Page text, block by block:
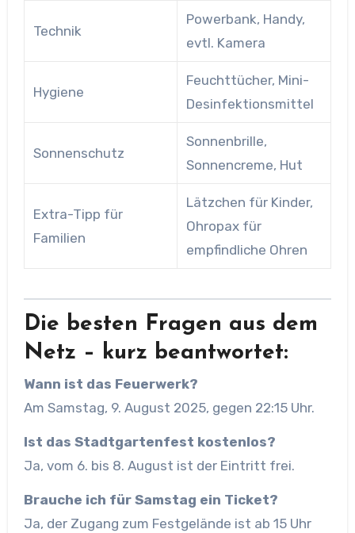
Technik
Powerbank, Handy,
evtl. Kamera
Hygiene
Feuchttücher, Mini-
Desinfektionsmittel
Sonnenschutz
Sonnenbrille,
Sonnencreme, Hut
Extra-Tipp für
Familien
Lätzchen für Kinder,
Ohropax für
empfindliche Ohren
Die besten Fragen aus dem
Netz – kurz beantwortet:
Wann ist das Feuerwerk?
Am Samstag, 9. August 2025, gegen 22:15 Uhr.
Ist das Stadtgartenfest kostenlos?
Ja, vom 6. bis 8. August ist der Eintritt frei.
Brauche ich für Samstag ein Ticket?
Ja, der Zugang zum Festgelände ist ab 15 Uhr